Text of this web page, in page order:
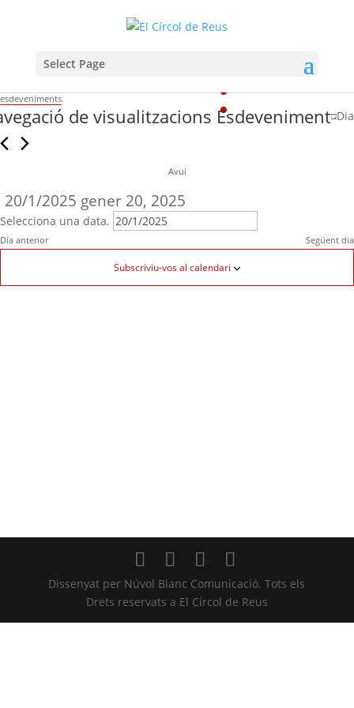
Select Page
esdeveniments.
de visualitzacions Esdeveniment Dia
Avui
20/1/2025 gener 20, 2025
Selecciona una data.
Dia anterior Següent dia
Subscriviu-vos al calendari
Dissenyat per Núvol Blanc Comunicació. Tots els
Drets reservats a El Círcol de Reus